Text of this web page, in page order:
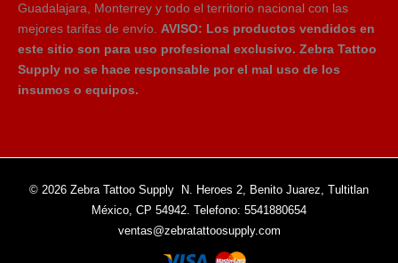
Guadalajara, Monterrey y todo el territorio nacional con las
mejores tarifas de envío. AVISO: Los productos vendidos en
este sitio son para uso profesional exclusivo. Zebra Tattoo
Supply no se hace responsable por el mal uso de los
insumos o equipos.
© 2026 Zebra Tattoo Supply N. Heroes 2, Benito Juarez, Tultitlan
México, CP 54942. Telefono: 5541880654
ventas@zebratattoosupply.com